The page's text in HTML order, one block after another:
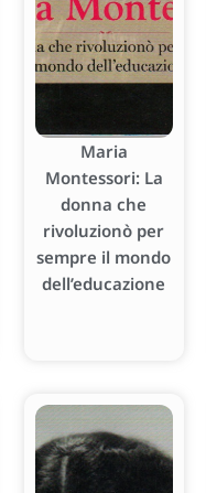
Maria
Montessori: La
donna che
rivoluzionò per
sempre il mondo
dell’educazione